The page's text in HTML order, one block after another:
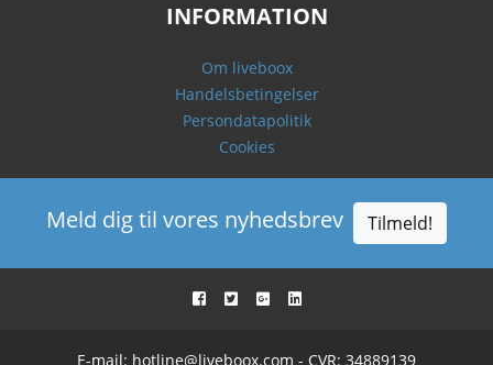
INFORMATION
Om liveboox
Handelsbetingelser
Persondatapolitik
Cookies
Meld dig til vores nyhedsbrev Tilmeld!
E-mail: hotline@liveboox.com - CVR: 34889139